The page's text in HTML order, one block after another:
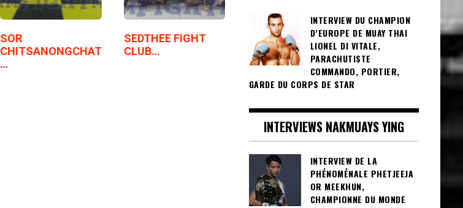
SOR
CHITSANONGCHAT
…
SEDTHEE FIGHT
CLUB…
INTERVIEW DU CHAMPION
D’EUROPE DE MUAY THAI
LIONEL DI VITALE,
PARACHUTISTE
COMMANDO, PORTIER,
GARDE DU CORPS DE STAR
INTERVIEWS NAKMUAYS YING
INTERVIEW DE LA
PHÉNOMÉNALE PHETJEEJA
OR MEEKHUN,
CHAMPIONNE DU MONDE